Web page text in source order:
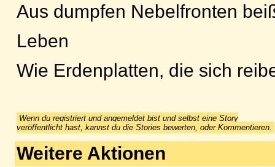
Aus dumpfen Nebelfronten
Leben
Wie Erdenplatten, die sich
Wenn du registriert und angemeldet bist und selbst eine Story
veröffentlicht hast, kannst du die Stories bewerten, oder Kommentieren.
Weitere Aktionen